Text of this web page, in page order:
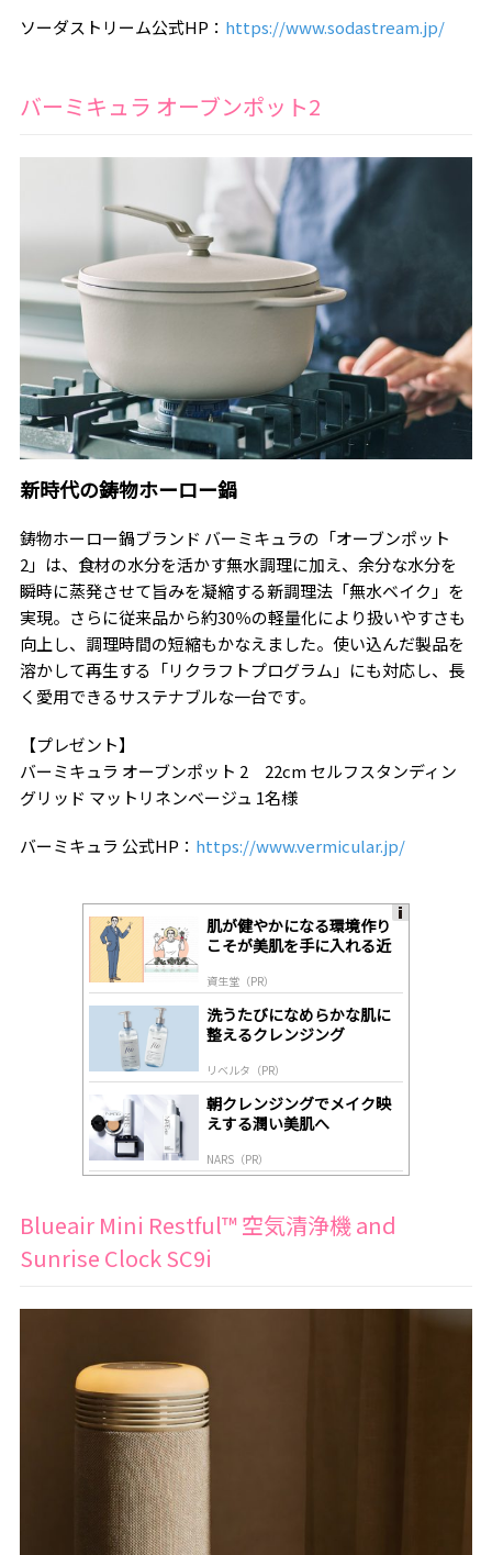
ソーダストリーム公式HP： https://www.sodastream.jp/
バーミキュラ オーブンポット2
新時代の鋳物ホーロー鍋
鋳物ホーロー鍋ブランド バーミキュラの「オーブンポット
2」は、食材の水分を活かす無水調理に加え、余分な水分を
瞬時に蒸発させて旨みを凝縮する新調理法「無水ベイク」を
実現。さらに従来品から約30％の軽量化により扱いやすさも
向上し、調理時間の短縮もかなえました。使い込んだ製品を
溶かして再生する「リクラフトプログラム」にも対応し、長
く愛用できるサステナブルな一台です。
【プレゼント】
バーミキュラ オーブンポット 2 22cm セルフスタンディン
グリッド マットリネンベージュ 1名様
バーミキュラ 公式HP： https://www.vermicular.jp/
肌が健やかになる環境作り
こそが美肌を手に入れる近
資生堂（PR）
洗うたびになめらかな肌に
整えるクレンジング
リベルタ（PR）
朝クレンジングでメイク映
えする潤い美肌へ
NARS（PR）
Blueair Mini Restful™ 空気清浄機 and
Sunrise Clock SC9i